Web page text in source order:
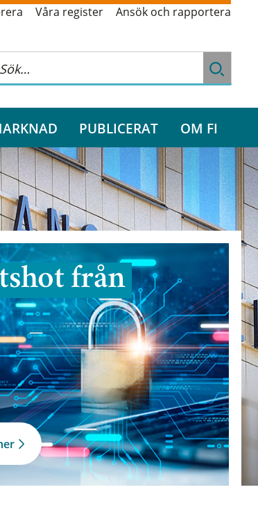
Våra register Ansök och rapportera
PUBLICERAT OM FI
från